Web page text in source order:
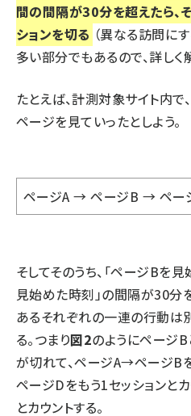
間の間隔が30分を超えたら、
ションを切る （異なる訪問に
多い部分でもあるので、詳しく
たとえば、計測対象サイト内
ページを見ていったとしよう。
ページA → ページB → ペー
そしてそのうち、「ページBを
見始めた時刻」の間隔が30分
あるそれぞれの一連の行動は
る。つまり図2のようにページ
が切れて、ページA→ページB
ページDをもう1セッションと
とカウントする。